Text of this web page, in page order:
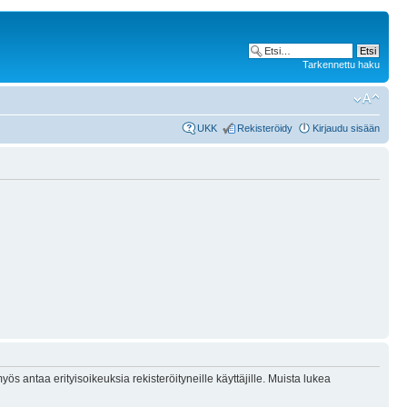
Tarkennettu haku
UKK Rekisteröidy Kirjaudu sisään
antaa erityisoikeuksia rekisteröityneille käyttäjille. Muista lukea